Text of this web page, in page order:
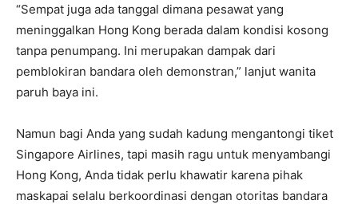
“Sempat juga ada tanggal dimana pesawat yang
meninggalkan Hong Kong berada dalam kondisi kosong
tanpa penumpang. Ini merupakan dampak dari
pemblokiran bandara oleh demonstran,” lanjut wanita
paruh baya ini.
Namun bagi Anda yang sudah kadung mengantongi tiket
Singapore Airlines, tapi masih ragu untuk menyambangi
Hong Kong, Anda tidak perlu khawatir karena pihak
maskapai selalu berkoordinasi dengan otoritas bandara